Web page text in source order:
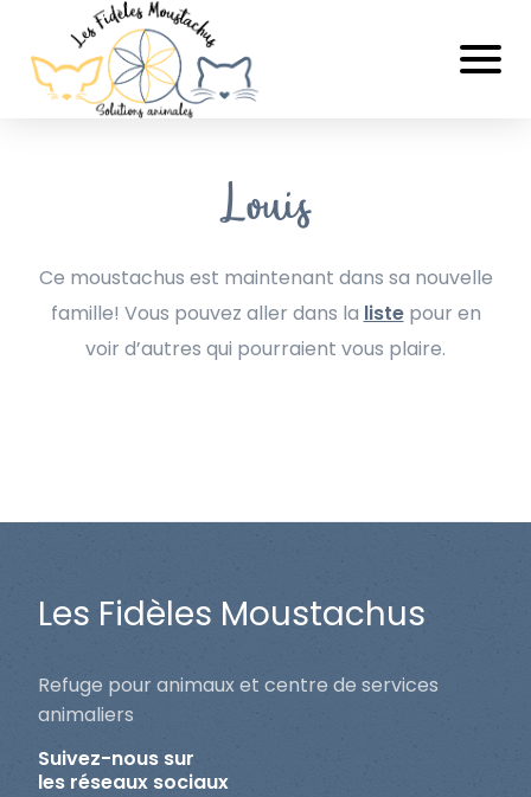
Louis
Ce moustachus est maintenant dans sa nouvelle
famille! Vous pouvez aller dans la listepour en
voir d’autres qui pourraient vous plaire.
Les Fidèles Moustachus
Refuge pour animaux et centre de services
animaliers
Suivez-nous sur
les réseaux sociaux